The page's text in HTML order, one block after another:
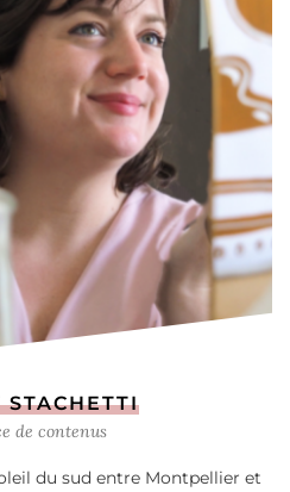
STACHETTI
de contenus
du sud entre Montpellier et